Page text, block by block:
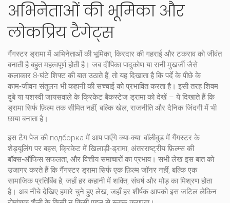
अभिनेताओं की भूमिका और
लोकप्रिय टैगेट्स
गैंगस्टर ड्रामा में अभिनेताओं की भूमिका, किरदार की गहराई और टकराव को जीवंत
बनाती हैबहुत महत्वपूर्ण होती है। जब दीपिका पादुकोण या रानी मुखर्जी जैसे
कलाकार 8‑घंटे शिफ्ट की बात उठाते हैं, तो यह दिखाता है कि पर्दे के पीछे के
काम‑जीवन संतुलन भी कहानी की सच्चाई को प्रभावित करता है। इसी तरह शिवम
दुबे या यशस्वी जायसवाले के क्रिकेट बैकस्टेज ड्रामा को देखें – ये दिखाते हैं कि
ड्रामा सिर्फ फ़िल्म तक सीमित नहीं, बल्कि खेल, राजनीति और दैनिक जिंदगी में भी
छाया बनाता है।
इस टैग पेज की подборка में आप पाएँगे क्या‑क्या: बॉलीवुड में गैंगस्टर के
शेड्यूलिंग पर बहस, क्रिकेट में खिलाड़ी‑ड्रामा, अंतरराष्ट्रीय फ़िल्म्स की
बॉक्स‑ऑफिस सफलता, और वित्तीय समाचारों का प्रभाव। सभी लेख इस बात को
उजागर करते हैं कि गैंगस्टर ड्रामा सिर्फ एक फ़िल्म जॉनर नहीं, बल्कि एक
सामाजिक प्रतिबिंब है, जहाँ हर कहानी में शक्ति, संघर्ष और मोड़ का मिश्रण होता
है। अब नीचे देखिए हमारे चुने हुए लेख, जहाँ हर शीर्षक आपको इस जटिल लेकिन